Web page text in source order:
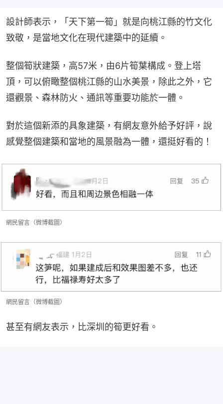
設計師表示，「天下第一筍」就是向桃江縣的竹文化
致敬，是當地文化在現代建築中的延續。
整個筍狀建築，高57米，由6片筍葉構成。登上塔
頂，可以俯瞰整個桃江縣的山水美景，除此之外，它
還觀景、森林防火、通訊等重要功能於一體。
對於這個新添的具象建築，有網友意外給予好評，說
感覺整個建築和當地的風景融為一體，還挺好看的！
網民留言（微博截圖）
網民留言（微博截圖）
甚至有網友表示，比深圳的筍更好看。